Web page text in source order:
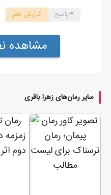
پاسخ گزارش نظر
مشاهده نظرات بیشتر
سایر رمان‌های زهرا باقری